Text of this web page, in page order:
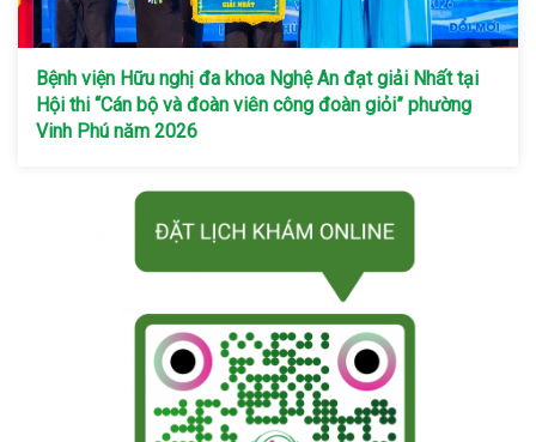
Bệnh viện Hữu nghị đa khoa Nghệ An đạt giải Nhất tại
Hội thi “Cán bộ và đoàn viên công đoàn giỏi” phường
Vinh Phú năm 2026